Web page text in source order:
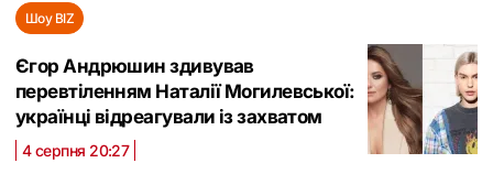
Шоу BIZ
Єгор Андрюшин здивував
перевтіленням Наталії Могилевської:
українці відреагували із захватом
4 серпня 20:27